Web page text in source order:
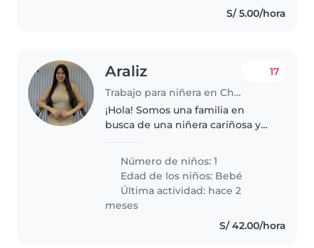
S/ 5.00/hora
Araliz
Trabajo para niñera en Chiclayo
17
¡Hola! Somos una familia en
busca de una niñera cariñosa y
nuestro bebé, un niño/a
curioso/a, amigable y lleno/a de
energía. Necesitamos a alguien
Número de niños: 1
Edad de los niños: Bebé
Última actividad: hace 2
meses
S/ 42.00/hora